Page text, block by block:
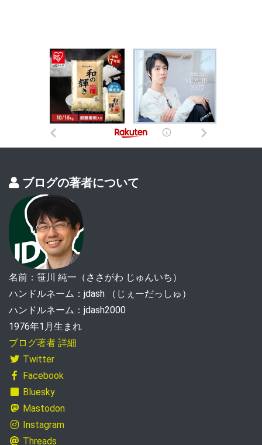
ブログの著者について
名前：笹川 純一（ささがわ じゅんいち）
ハンドルネーム：jdash （じぇーだっしゅ）
ハンドルネーム：jdash2000
1976年1月生まれ
ブログ著者 詳細
Twitter
Facebook
Bluesky
Mastodon
Instagram
Threads